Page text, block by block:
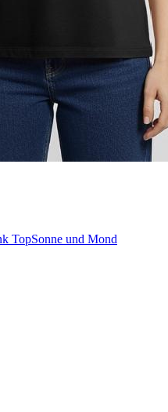
TopSonne und Mond